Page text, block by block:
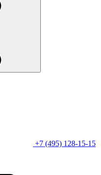
+7 (495) 128-15-15